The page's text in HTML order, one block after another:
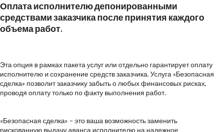
Оплата исполнителю депонированными
средствами заказчика после принятия каждого
объема работ.
Эта опция в рамках пакета услуг или отдельно гарантирует оплату
исполнителю и сохранение средств заказчика. Услуга «Безопасная
сделка» позволит заказчику забыть о любых финансовых рисках,
проводя оплату только по факту выполнения работ.
«Безопасная сделка» – это ваша возможность заменить
рискованную выдачу аванса исполнителю на надежное